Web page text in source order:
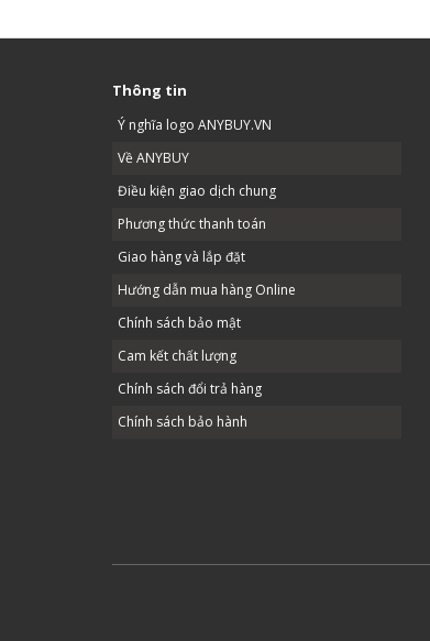
Thông tin
Ý nghĩa logo ANYBUY.VN
Về ANYBUY
Điều kiện giao dịch chung
Phương thức thanh toán
Giao hàng và lắp đặt
Hướng dẫn mua hàng Online
Chính sách bảo mật
Cam kết chất lượng
Chính sách đổi trả hàng
Chính sách bảo hành